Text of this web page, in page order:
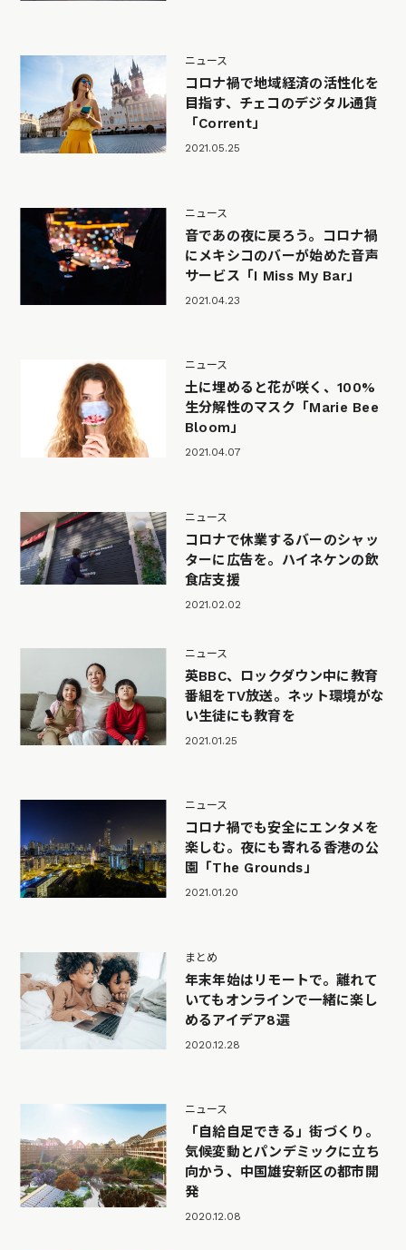
ニュース
コロナ禍で地域経済の活性化を
目指す、チェコのデジタル通貨
「Corrent」
2021.05.25
ニュース
音であの夜に戻ろう。コロナ禍
にメキシコのバーが始めた音声
サービス「I Miss My Bar」
2021.04.23
ニュース
土に埋めると花が咲く、100%
生分解性のマスク「Marie Bee
Bloom」
2021.04.07
ニュース
コロナで休業するバーのシャッ
ターに広告を。ハイネケンの飲
食店支援
2021.02.02
ニュース
英BBC、ロックダウン中に教育
番組をTV放送。ネット環境がな
い生徒にも教育を
2021.01.25
ニュース
コロナ禍でも安全にエンタメを
楽しむ。夜にも寄れる香港の公
園「The Grounds」
2021.01.20
まとめ
年末年始はリモートで。離れて
いてもオンラインで一緒に楽し
めるアイデア8選
2020.12.28
ニュース
「自給自足できる」街づくり。
気候変動とパンデミックに立ち
向かう、中国雄安新区の都市開
発
2020.12.08